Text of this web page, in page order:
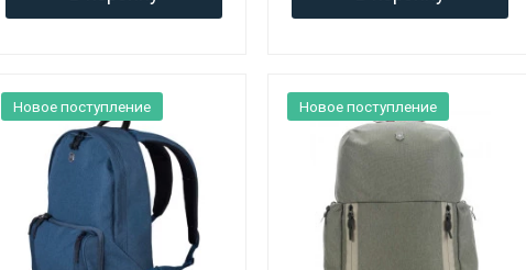
Новое поступление Новое поступление
Вам исполнилось 18 лет?
ДА НЕТ